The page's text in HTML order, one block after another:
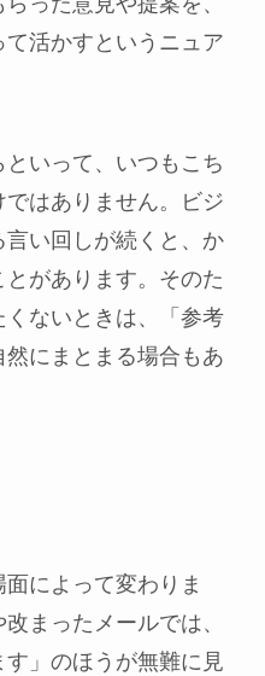
活かすというニュア
いって、いつもこち
はありません。ビジ
い回しが続くと、か
があります。そのた
ないときは、「参考
にまとまる場合もあ
によって変わりま
まったメールでは、
す」のほうが無難に見